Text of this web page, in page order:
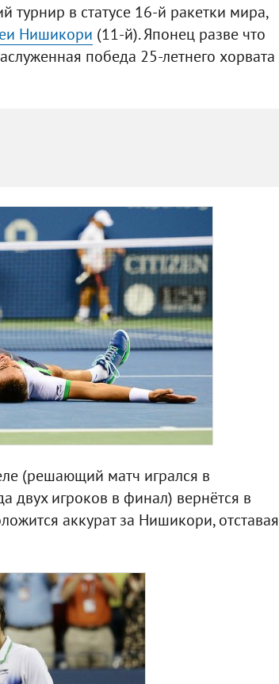
в статусе 16-й ракетки мира,
Нишикори (11-й). Японец разве что
победа 25-летнего хорвата
(решающий матч игрался в
двух игроков в финал) вернётся в
аккурат за Нишикори, отставая